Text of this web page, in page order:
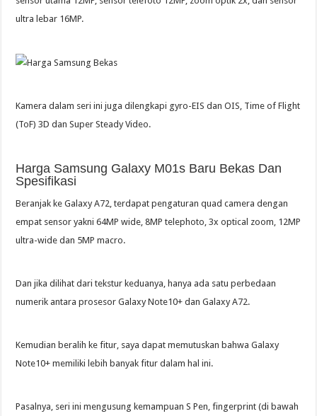
ultra lebar 16MP.
Kamera dalam seri ini juga dilengkapi gyro-EIS dan OIS, Time of Flight
(ToF) 3D dan Super Steady Video.
Harga Samsung Galaxy M01s Baru Bekas Dan
Spesifikasi
Beranjak ke Galaxy A72, terdapat pengaturan quad camera dengan
empat sensor yakni 64MP wide, 8MP telephoto, 3x optical zoom, 12MP
ultra-wide dan 5MP macro.
Dan jika dilihat dari tekstur keduanya, hanya ada satu perbedaan
numerik antara prosesor Galaxy Note10+ dan Galaxy A72.
Kemudian beralih ke fitur, saya dapat memutuskan bahwa Galaxy
Note10+ memiliki lebih banyak fitur dalam hal ini.
Pasalnya, seri ini mengusung kemampuan S Pen, fingerprint (di bawah